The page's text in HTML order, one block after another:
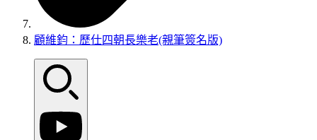
顧維鈞：歷仕四朝長樂老(親筆簽名版)